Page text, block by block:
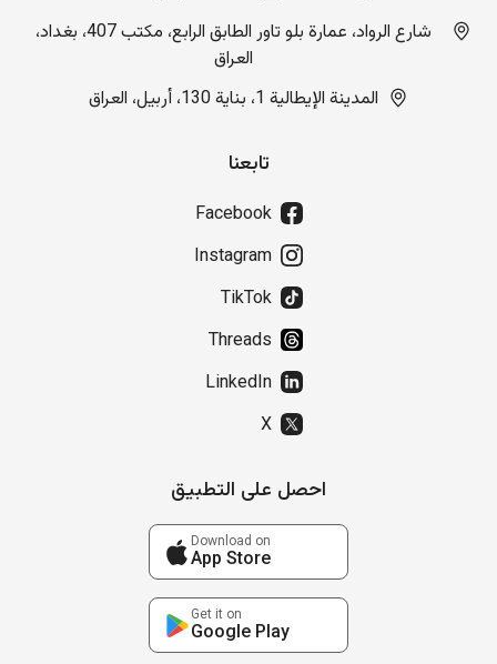
شارع الرواد، عمارة بلو تاور الطابق الرابع، مكتب 407، بغداد،
العراق
المدينة الإيطالية 1، بناية 130، أربيل، العراق
تابعنا
Facebook
Instagram
TikTok
Threads
LinkedIn
X
احصل على التطبيق
Download on
App Store
Get it on
Google Play